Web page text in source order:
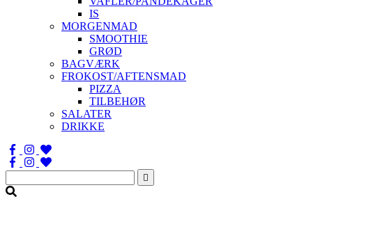
IS
MORGENMAD
SMOOTHIE
GRØD
BAGVÆRK
FROKOST/AFTENSMAD
PIZZA
TILBEHØR
SALATER
DRIKKE
Søg
efter: